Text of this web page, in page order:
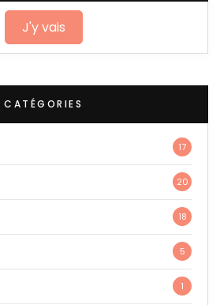
J'y vais
CATÉGORIES
17
20
18
5
1